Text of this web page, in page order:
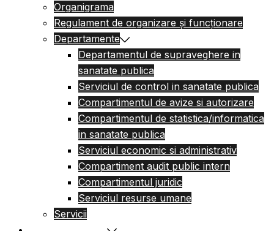
Organigrama
Regulament de organizare și funcționare
Departamente
Departamentul de supraveghere in
sanatate publica
Serviciul de control in sanatate publica
Compartimentul de avize si autorizare
Compartimentul de statistica/informatica
in sanatate publica
Serviciul economic si administrativ
Compartiment audit public intern
Compartimentul juridic
Serviciul resurse umane
Servicii